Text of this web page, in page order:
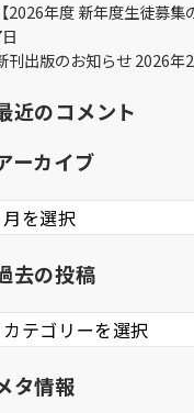
【2026年度 新年度生徒募集
刊出版のお知らせ2026年
近のコメント
ーカイブ
ー
去の投稿
去
タ情報